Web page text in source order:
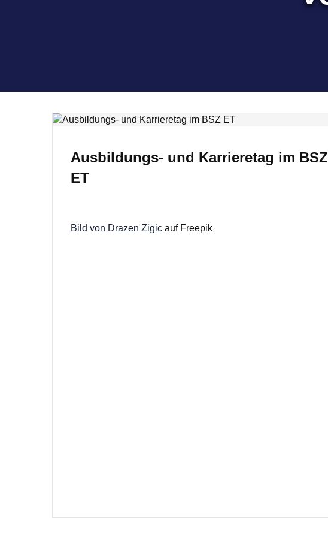
Ausbildungs- und Karrieretag im BSZ
ET
Bild von Drazen Zigic auf Freepik